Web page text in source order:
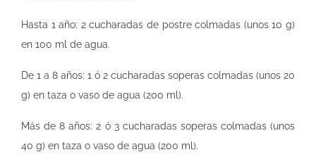
Hasta 1 año: 2 cucharadas de postre colmadas (unos 10 g)
en 100 ml de agua.
De 1 a 8 años: 1 ó 2 cucharadas soperas colmadas (unos 20
g) en taza o vaso de agua (200 ml).
Más de 8 años: 2 ó 3 cucharadas soperas colmadas (unos
40 g) en taza o vaso de agua (200 ml).